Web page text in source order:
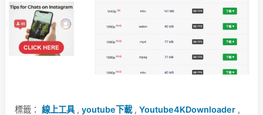
標籤： 線上工具, youtube下載, Youtube4KDownloader ,